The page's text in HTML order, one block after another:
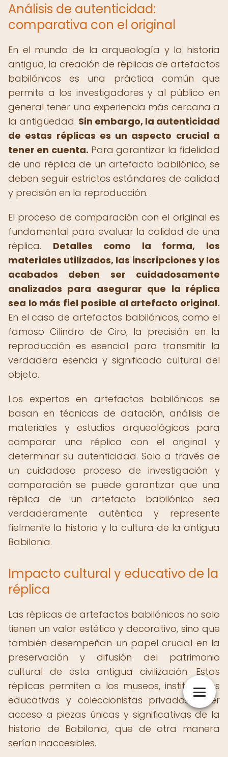
Análisis de autenticidad:
comparativa con el original
En el mundo de la arqueología y la historia
antigua, la creación de réplicas de artefactos
babilónicos es una práctica común que
permite a los investigadores y al público en
general tener una experiencia más cercana a
la antigüedad. Sin embargo, la autenticidad
de estas réplicas es un aspecto crucial a
tener en cuenta. Para garantizar la fidelidad
de una réplica de un artefacto babilónico, se
deben seguir estrictos estándares de calidad
y precisión en la reproducción.
El proceso de comparación con el original es
fundamental para evaluar la calidad de una
réplica. Detalles como la forma, los
materiales utilizados, las inscripciones y los
acabados deben ser cuidadosamente
analizados para asegurar que la réplica
sea lo más fiel posible al artefacto original.
En el caso de artefactos babilónicos, como el
famoso Cilindro de Ciro, la precisión en la
reproducción es esencial para transmitir la
verdadera esencia y significado cultural del
objeto.
Los expertos en artefactos babilónicos se
basan en técnicas de datación, análisis de
materiales y estudios arqueológicos para
comparar una réplica con el original y
determinar su autenticidad. Solo a través de
un cuidadoso proceso de investigación y
comparación se puede garantizar que una
réplica de un artefacto babilónico sea
verdaderamente auténtica y represente
fielmente la historia y la cultura de la antigua
Babilonia.
Impacto cultural y educativo de la
réplica
Las réplicas de artefactos babilónicos no solo
tienen un valor estético y decorativo, sino que
también desempeñan un papel crucial en la
preservación y difusión del patrimonio
cultural de esta antigua civilización. Estas
réplicas permiten a los museos, instituciones
educativas y coleccionistas privados tener
acceso a piezas únicas y significativas de la
historia de Babilonia, que de otra manera
serían inaccesibles.